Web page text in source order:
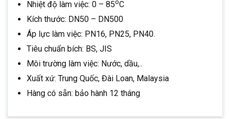
Nhiệt độ làm việc: 0 – 85oC
Kích thước: DN50 – DN500
Áp lực làm việc: PN16, PN25, PN40.
Tiêu chuẩn bích: BS, JIS
Môi trường làm việc: Nước, dầu,..
Xuất xứ: Trung Quốc, Đài Loan, Malaysia
Hàng có sẵn: bảo hành 12 tháng